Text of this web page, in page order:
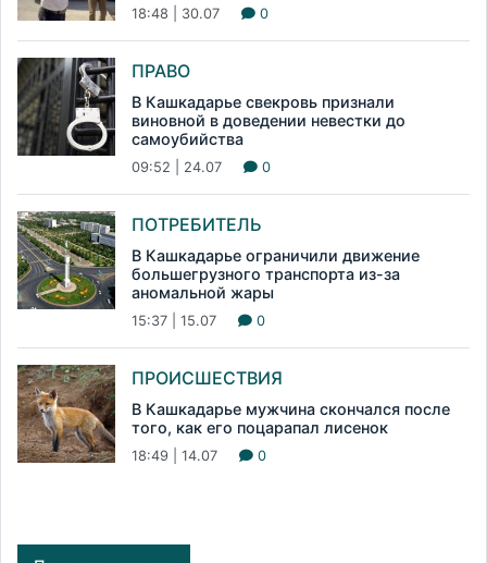
18:48 | 30.07 0
ПРАВО
В Кашкадарье свекровь признали
виновной в доведении невестки до
самоубийства
09:52 | 24.07 0
ПОТРЕБИТЕЛЬ
В Кашкадарье ограничили движение
большегрузного транспорта из-за
аномальной жары
15:37 | 15.07 0
ПРОИСШЕСТВИЯ
В Кашкадарье мужчина скончался после
того, как его поцарапал лисенок
18:49 | 14.07 0